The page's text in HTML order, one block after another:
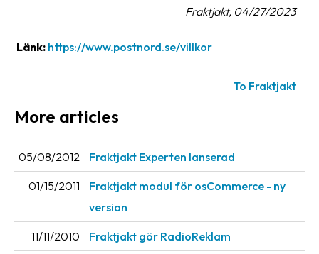
the
Fraktjakt
Coworkers
career
Fraktjakt, 04/27/2023
Länk: https://www.postnord.se/villkor
To Fraktjakt
More articles
05/08/2012 Fraktjakt Experten lanserad
01/15/2011
Fraktjakt modul för osCommerce - ny
version
11/11/2010 Fraktjakt gör RadioReklam